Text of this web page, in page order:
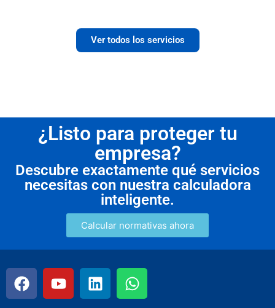
Ver todos los servicios
¿Listo para proteger tu
empresa?
Descubre exactamente qué servicios
necesitas con nuestra calculadora
inteligente.
Calcular normativas ahora